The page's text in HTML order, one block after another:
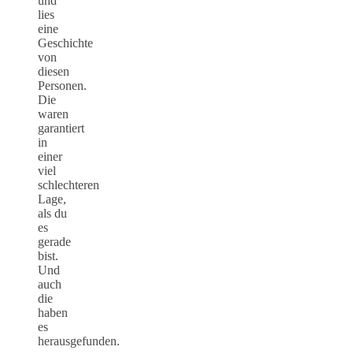
lies
eine
Geschichte
von
diesen
Personen.
Die
waren
garantiert
in
einer
viel
schlechteren
Lage,
als du
es
gerade
bist.
Und
auch
die
haben
es
herausgefunden.